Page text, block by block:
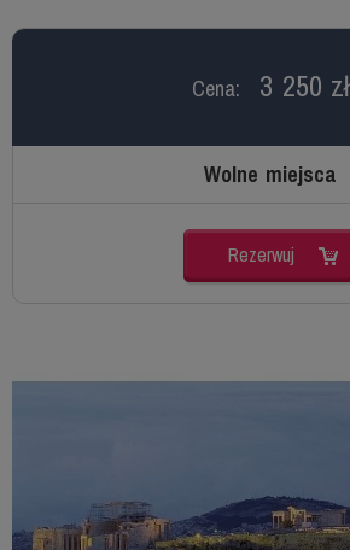
Cena: 3 250 zł
Wolne miejsca
Rezerwuj